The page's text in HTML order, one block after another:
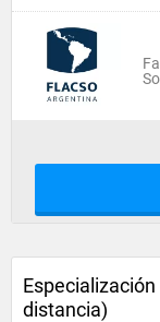
distancia)